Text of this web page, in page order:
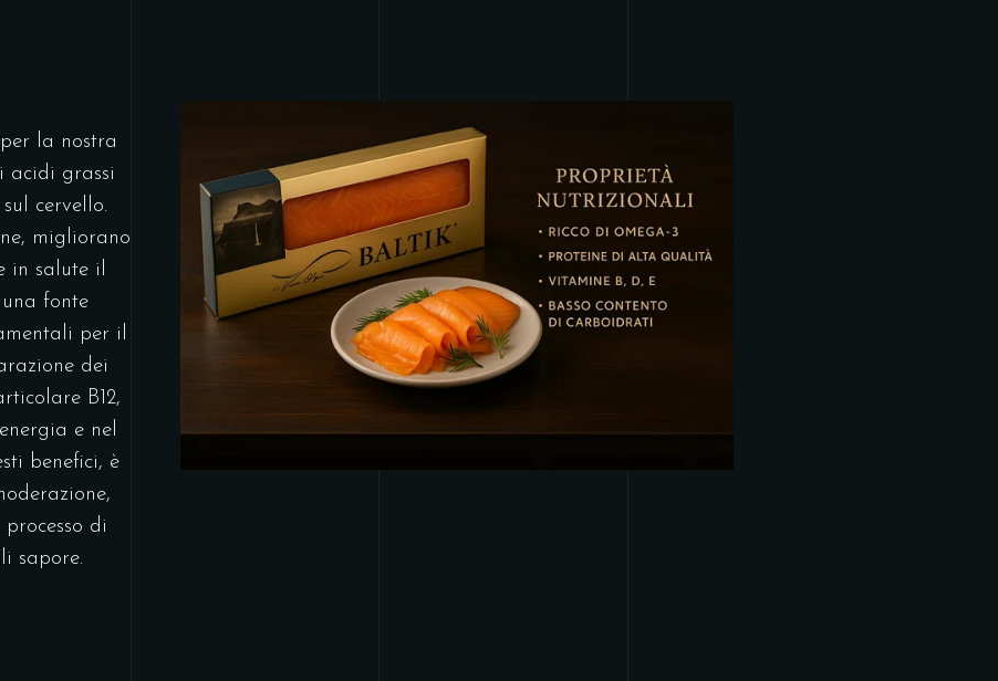
la nostra
acidi grassi
cervello.
migliorano
in salute il
fonte
per il
dei
B12,
e nel
benefici, è
di
sapore.